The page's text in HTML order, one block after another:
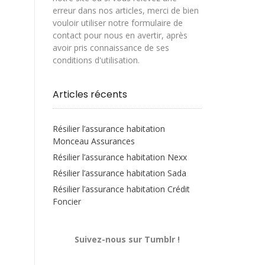
erreur dans nos articles, merci de bien
vouloir utiliser notre formulaire de
contact pour nous en avertir, après
avoir pris connaissance de ses
conditions d'utilisation.
Articles récents
Résilier l’assurance habitation
Monceau Assurances
Résilier l’assurance habitation Nexx
Résilier l’assurance habitation Sada
Résilier l’assurance habitation Crédit
Foncier
Suivez-nous sur Tumblr !